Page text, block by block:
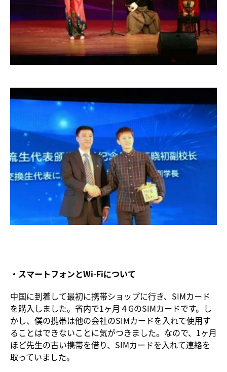
・スマートフォンとWi-Fiについて
中国に到着して最初に携帯ショップに行き、SIMカード
を購入しました。省内で1ヶ月４GのSIMカードです。し
かし、僕の携帯は他の会社のSIMカードを入れて使用す
ることはできないことに気がつきました。なので、1ヶ月
ほど先生の古い携帯を借り、SIMカードを入れて連絡を
取っていました。